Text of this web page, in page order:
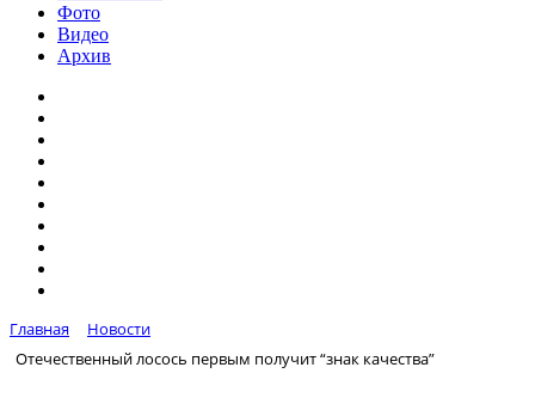
Фото
Видео
Архив
Главная
Новости
Отечественный лосось первым получит “знак качества”